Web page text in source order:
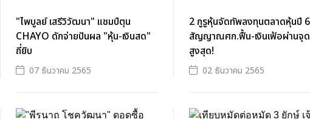
"ไพบูลย์ เสรีวิวัฒนา" แชมป์ตุน
CHAYO ดักจ่ายปันผล "หุ้น-เงินสด"
ถี่ยิบ
07 ธันวาคม 2565
2 กูรูหุ้นจัดทัพลงทุนตลาดหุ้นปี
สัญญาณศก.ฟื้น-เงินเฟ้อผ่านจุด
สูงสุด!
02 ธันวาคม 2565